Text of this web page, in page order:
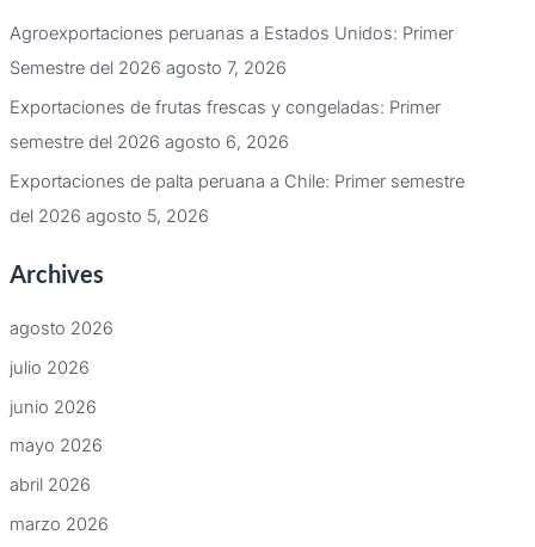
Agroexportaciones peruanas a Estados Unidos: Primer
Semestre del 2026 agosto 7, 2026
Exportaciones de frutas frescas y congeladas: Primer
semestre del 2026 agosto 6, 2026
Exportaciones de palta peruana a Chile: Primer semestre
del 2026 agosto 5, 2026
Archives
agosto 2026
julio 2026
junio 2026
mayo 2026
abril 2026
marzo 2026